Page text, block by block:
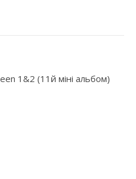
1&2 (11й міні альбом)